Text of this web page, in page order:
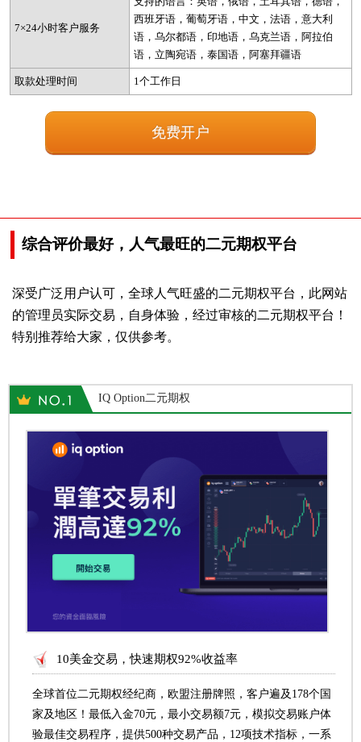
7×24小时客户服务
西班牙语，葡萄牙语，中文，法语，意大利
语，乌尔都语，印地语，乌克兰语，阿拉伯
语，立陶宛语，泰国语，阿塞拜疆语
取款处理时间 1个工作日
免费开户
综合评价最好，人气最旺的二元期权平台
深受广泛用户认可，全球人气旺盛的二元期权平台，此网站
的管理员实际交易，自身体验，经过审核的二元期权平台！
特别推荐给大家，仅供参考。
IQ Option二元期权
10美金交易，快速期权92%收益率
全球首位二元期权经纪商，欧盟注册牌照，客户遍及178个国
家及地区！最低入金70元，最小交易额7元，模拟交易账户体
验最佳交易程序，提供500种交易产品，12项技术指标，一系